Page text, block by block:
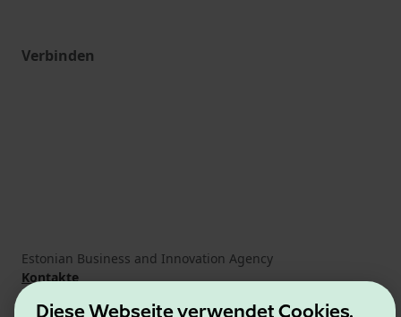
Diese Webseite verwendet Cookies.
Verbinden
Estonian Business and Innovation Agency
Kontakte
Kooperationspartner